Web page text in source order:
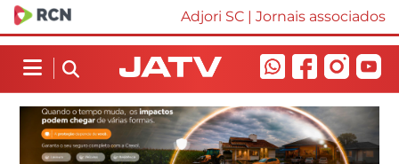
Adjori SC | Jornais associados